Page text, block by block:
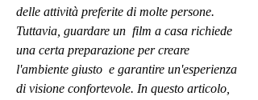
delle attività preferite di molte persone.
Tuttavia, guardare un  film a casa richiede
una certa preparazione per creare
l'ambiente giusto  e garantire un'esperienza
di visione confortevole. In questo articolo,